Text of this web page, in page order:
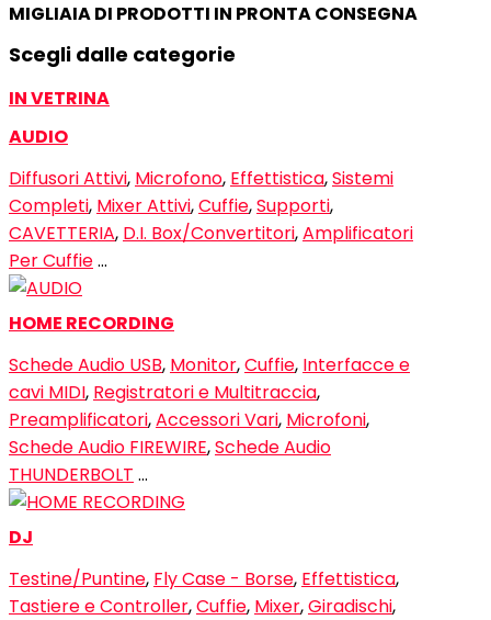
MIGLIAIA DI PRODOTTI IN PRONTA CONSEGNA
Scegli dalle categorie
IN VETRINA
AUDIO
Diffusori Attivi, Microfono, Effettistica,Sistemi
Completi, Mixer Attivi,Cuffie,Supporti,
CAVETTERIA, D.I. Box/Convertitori,Amplificatori
Per Cuffie…
HOME RECORDING
Schede Audio USB, Monitor,Cuffie, Interfacce e
cavi MIDI, Registratori e Multitraccia,
Preamplificatori,Accessori Vari, Microfoni,
Schede Audio FIREWIRE,Schede Audio
THUNDERBOLT …
DJ
Testine/Puntine, Fly Case - Borse, Effettistica,
Tastiere e Controller,Cuffie, Mixer,Giradischi,